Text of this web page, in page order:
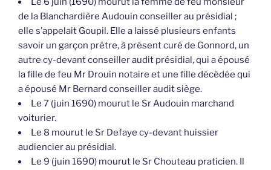
de la Blanchardière Audouin conseiller au présidial ;
elle s’appelait Goupil. Elle a laissé plusieurs enfants
savoir un garçon prêtre, à présent curé de Gonnord, un
autre cy-devant conseiller audit présidial, qui a épousé
la fille de feu Mr Drouin notaire et une fille décédée qui
a épousé Mr Bernard conseiller audit siège.
Le 7 (juin 1690) mourut le Sr Audouin marchand
voiturier.
Le 8 mourut le Sr Defaye cy-devant huissier
audiencier au présidial.
Le 9 (juin 1690) mourut le Sr Chouteau praticien. Il